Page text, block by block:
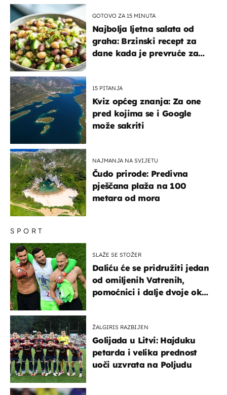
SPORT
SLAŽE SE STOŽER
Daliću će se pridružiti jedan
od omiljenih Vatrenih,
pomoćnici i dalje dvoje oko
ŽALGIRIS RAZBIJEN
Golijada u Litvi: Hajduku
petarda i velika prednost
uoči uzvrata na Poljudu
GOTOVO ZA 15 MINUTA
Najbolja ljetna salata od
graha: Brzinski recept za
dane kada je prevruće za
15 PITANJA
Kviz općeg znanja: Za one
pred kojima se i Google
može sakriti
NAJMANJA NA SVIJETU
Čudo prirode: Predivna
pješčana plaža na 100
metara od mora